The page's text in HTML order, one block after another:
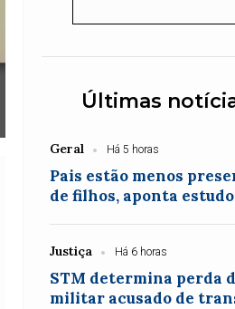
Últimas
Geral Há 5 horas
Pais estão menos
de filhos, aponta estudo
Justiça Há 6 horas
STM determina perda
militar acusado de